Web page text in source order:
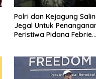
Polri dan Kejagung
Jegal Untuk
Peristiwa Pidana Febrie